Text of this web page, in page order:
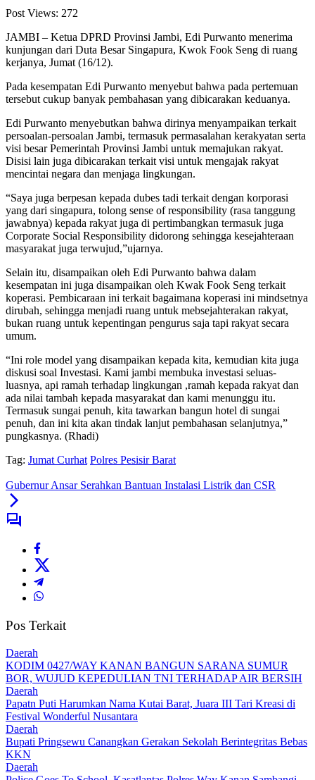
Post Views: 272
JAMBI – Ketua DPRD Provinsi Jambi, Edi Purwanto menerima
kunjungan dari Duta Besar Singapura, Kwok Fook Seng di ruang
kerjanya, Jumat (16/12).
Pada kesempatan Edi Purwanto menyebut bahwa pada pertemuan
tersebut cukup banyak pembahasan yang dibicarakan keduanya.
Edi Purwanto menyebutkan bahwa dirinya menyampaikan terkait
persoalan-persoalan Jambi, termasuk permasalahan kerakyatan serta
visi besar Pemerintah Provinsi Jambi untuk memajukan rakyat.
Disisi lain juga dibicarakan terkait visi untuk mengajak rakyat
mencintai negara dan menjaga lingkungan.
“Saya juga berpesan kepada dubes tadi terkait dengan korporasi
yang dari singapura, tolong sense of responsibility (rasa tanggung
jawabnya) kepada rakyat juga di pertimbangkan termasuk juga
Corporate Social Responsibility didorong sehingga kesejahteraan
masyarakat juga terwujud,”ujarnya.
Selain itu, disampaikan oleh Edi Purwanto bahwa dalam
kesempatan ini juga disampaikan oleh Kwak Fook Seng terkait
koperasi. Pembicaraan ini terkait bagaimana koperasi ini mindsetnya
dirubah, sehingga menjadi ruang untuk mebsejahterakan rakyat,
bukan ruang untuk kepentingan pengurus saja tapi rakyat secara
umum.
“Ini role model yang disampaikan kepada kita, kemudian kita juga
diskusi soal Investasi. Kami jambi membuka investasi seluas-
luasnya, api ramah terhadap lingkungan ,ramah kepada rakyat dan
ada nilai tambah kepada masyarakat dan kami menunggu itu.
Termasuk sungai penuh, kita tawarkan bangun hotel di sungai
penuh, dan ini kita akan tindak lanjut pembahasan selanjutnya,”
pungkasnya. (Rhadi)
Tag: Jumat Curhat Polres Pesisir Barat
Gubernur Ansar Serahkan Bantuan Instalasi Listrik dan CSR
Pos Terkait
Daerah
KODIM 0427/WAY KANAN BANGUN SARANA SUMUR
BOR, WUJUD KEPEDULIAN TNI TERHADAP AIR BERSIH
Daerah
Papatn Puti Harumkan Nama Kutai Barat, Juara III Tari Kreasi di
Festival Wonderful Nusantara
Daerah
Bupati Pringsewu Canangkan Gerakan Sekolah Berintegritas Bebas
KKN
Daerah